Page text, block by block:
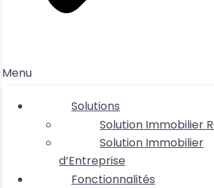
Menu
Solutions
Solution Immobilier
Solution Immobilier
d’Entreprise
Fonctionnalités